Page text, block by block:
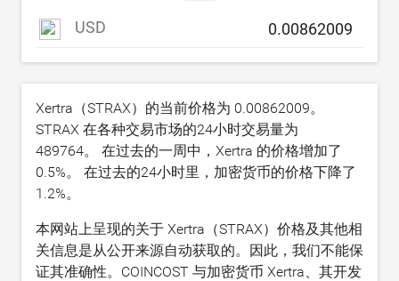
USD
Xertra（STRAX）的当前价格为 0.00862009。
STRAX 在各种交易市场的24小时交易量为
489764。 在过去的一周中，Xertra 的价格增加了
0.5%。 在过去的24小时里，加密货币的价格下降了
1.2%。
本网站上呈现的关于 Xertra（STRAX）价格及其他相
关信息是从公开来源自动获取的。因此，我们不能保
证其准确性。COINCOST 与加密货币 Xertra、其开发